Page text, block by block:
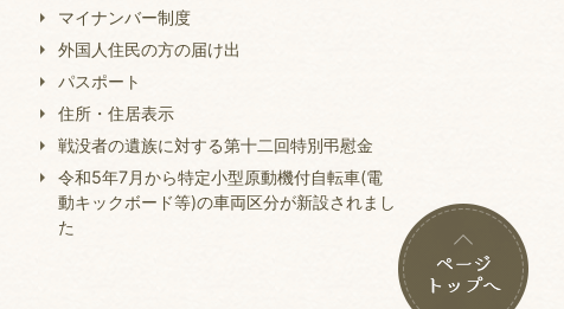
マイナンバー制度
外国人住民の方の届け出
パスポート
住所・住居表示
戦没者の遺族に対する第十二回特別弔慰金
令和5年7月から特定小型原動機付自転車(電
動キックボード等)の車両区分が新設されまし
た